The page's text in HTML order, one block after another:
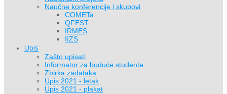
Naučne konferencije i skupovi
COMETa
QFEST
IRMES
IIZS
Upis
Zašto upisati
Informator za buduće studente
Zbirka zadataka
Upis 2021 - letak
Upis 2021 - plakat